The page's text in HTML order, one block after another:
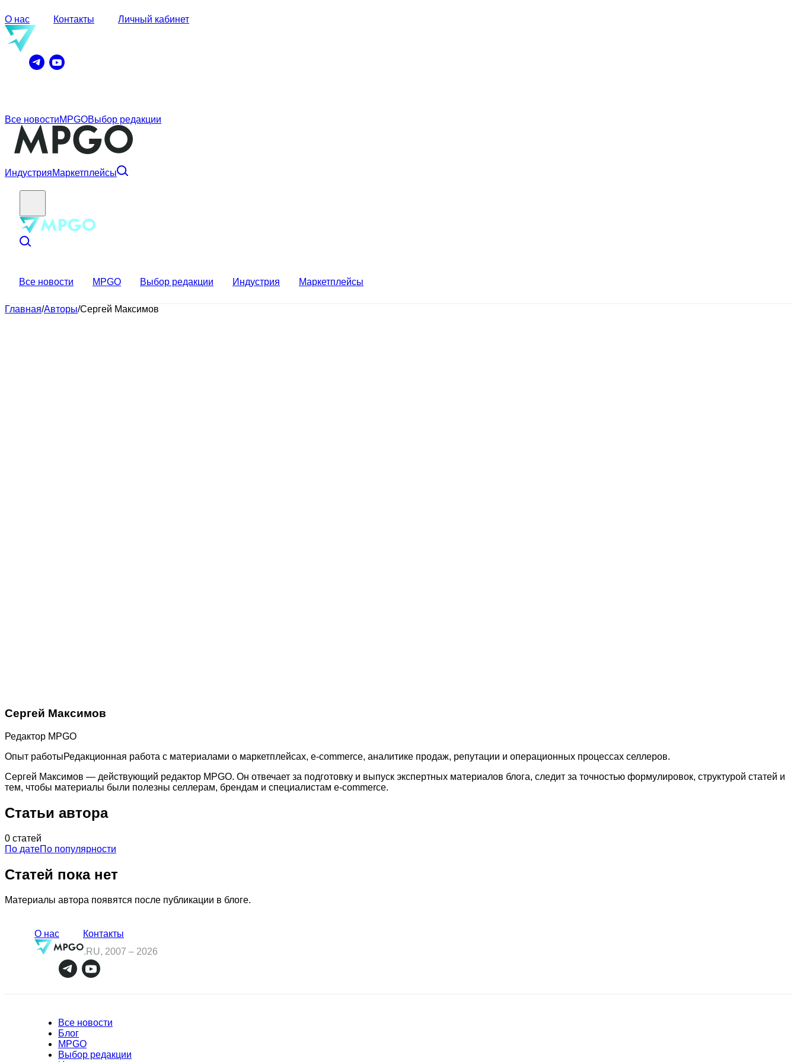
О нас Контакты Личный кабинет
Все новостиMPGOВыбор редакции
ИндустрияМаркетплейсы
Все новости MPGO Выбор редакции Индустрия Маркетплейсы
Главная/Авторы/Сергей Максимов
Сергей Максимов
Редактор MPGO
Опыт работыРедакционная работа с материалами о маркетплейсах, e-commerce, аналитике продаж, репутации и операционных процессах селлеров.
Сергей Максимов — действующий редактор MPGO. Он отвечает за подготовку и выпуск экспертных материалов блога, следит за точностью формулировок, структурой статей и
тем, чтобы материалы были полезны селлерам, брендам и специалистам e-commerce.
Статьи автора
0 статей
По датеПо популярности
Статей пока нет
Материалы автора появятся после публикации в блоге.
О нас
Контакты
.RU, 2007 – 2026
Все новости
Блог
MPGO
Выбор редакции